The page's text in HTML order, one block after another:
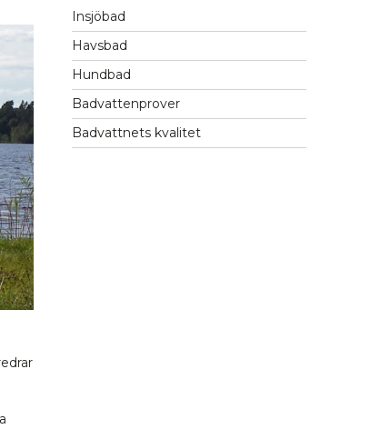
Insjöbad
Havsbad
Hundbad
Badvattenprover
Badvattnets kvalitet